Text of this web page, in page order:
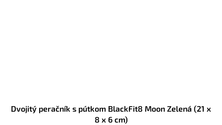
Dvojitý peračník s pútkom BlackFit8 Moon Zelená (21 x
8 x 6 cm)